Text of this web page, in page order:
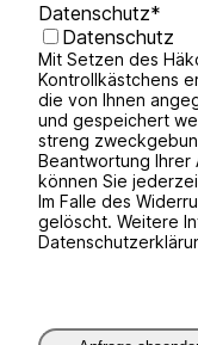
Datenschutz*
Datenschutz
Mit Setzen des
Kontrollkästchens
die von Ihnen
und gespeichert
streng
Beantwortung Ihrer
können Sie
Im Falle des
gelöscht. Weitere